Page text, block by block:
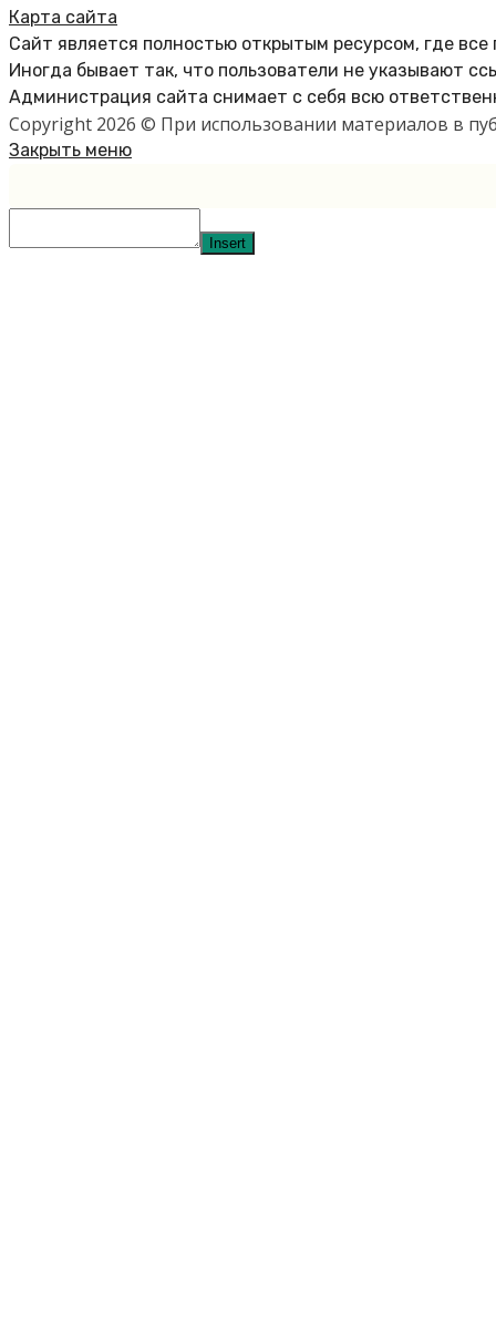
Карта сайта
Сайт является полностью открытым ресурсом, где
Иногда бывает так, что пользователи не указывают
Администрация сайта снимает с себя всю
Copyright 2026 © При использовании материалов в
Закрыть меню
Insert